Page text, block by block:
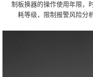
制板换器的操作使用年限，
耗等级，限制报警风险分